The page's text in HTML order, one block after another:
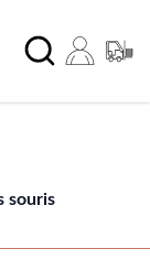
Chercher
souris